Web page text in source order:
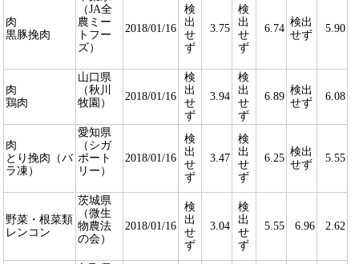
肉
黒豚挽肉
（JA全
農ミー
トフー
ズ）
2018/01/16
検
出
せ
ず
3.75
検
出
せ
ず
6.74
検出
せず
5.90
肉
鶏肉
山口県
（秋川
牧園）
2018/01/16
検
出
せ
ず
3.94
検
出
せ
ず
6.89
検出
せず
6.08
肉
とり挽肉（バ
ラ凍）
愛知県
（シガ
ポート
リー）
2018/01/16
検
出
せ
ず
3.47
検
出
せ
ず
6.25
検出
せず
5.55
野菜・根菜類
レンコン
茨城県
（微生
物農法
の会）
2018/01/16
検
出
せ
ず
3.04
検
出
せ
ず
5.55 6.96 2.62